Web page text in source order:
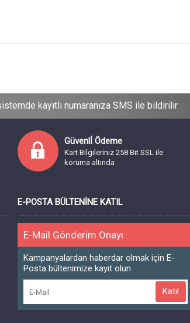
kayıtlı numaranıza SMS ile bildirilir
Güvenlİ Ödeme
Kart Bilgileriniz 258 Bit SSL ile
koruma altında
E-POSTA BÜLTENINE KATIL
E-Mail Gönderim Onayı
Kampanyalardan haberdar olmak için E-
Posta bültenimize kayıt olun
Katıl